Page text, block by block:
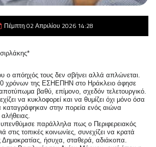
Πέμπτη 02 Απριλίου 2026 14:28
ο απόηχός τους δεν σβήνει αλλά απλώνεται.
χρόνων της ΕΣΗΕΠΗΝ στο Ηράκλειο άφησε
βαθύ, επίμονο, σχεδόν τελετουργικό.
να κυκλοφορεί και να θυμίζει όχι μόνο όσα
στην πορεία ενός αιώνα
παράλληλα πως ο Περιφερειακός
στις τοπικές κοινωνίες, συνεχίζει να κρατά
ήσυχα, σταθερά, αδιάκοπα.